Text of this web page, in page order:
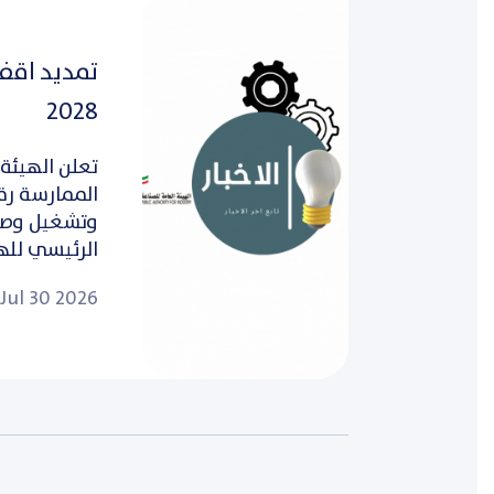
2028
تعلن
وتشغيل
الرئيسي
Jul 30 2026